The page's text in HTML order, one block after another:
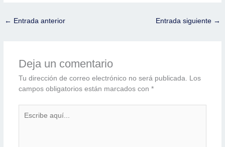
← Entrada anterior Entrada siguiente →
Deja un comentario
Tu dirección de correo electrónico no será publicada. Los
campos obligatorios están marcados con *
aquí...